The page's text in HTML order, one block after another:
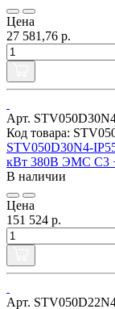
Цена
27 581,76 р.
Арт.
Код товара:
STV050D30N4-
кВт 380В ЭМС С3 +
В наличии
Цена
151 524 р.
Арт.